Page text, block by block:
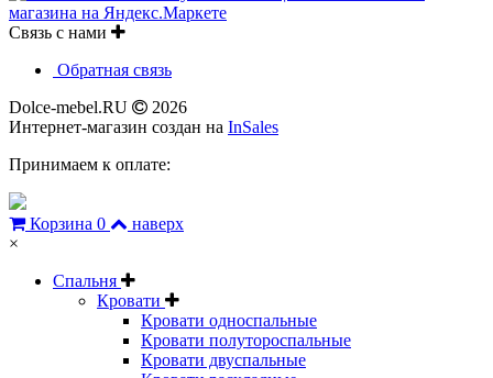
Связь с нами
Обратная связь
Dolce-mebel.RU
2026
Интернет-магазин создан на InSales
Принимаем к оплате:
Корзина 0
наверх
×
Спальня
Кровати
Кровати односпальные
Кровати полутороспальные
Кровати двуспальные